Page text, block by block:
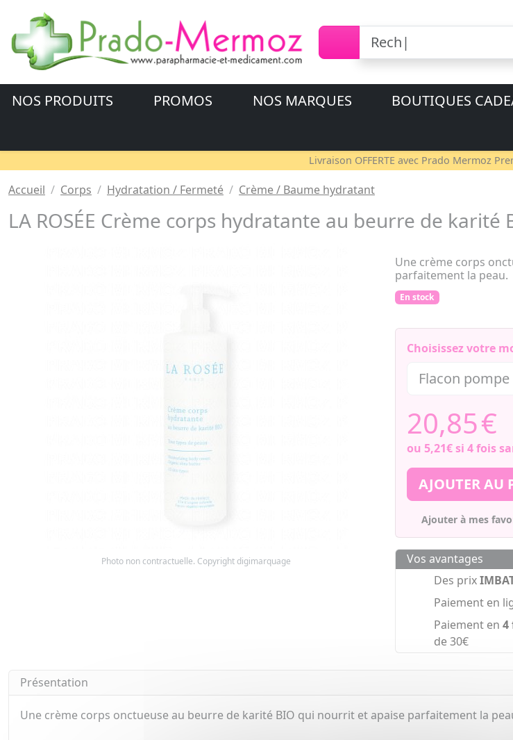
NOS PRODUITS PROMOS NOS MARQUES
BOUTIQUES
Livraison OFFERTE avec Prado Mermoz
Accueil Corps Hydratation / Fermeté Crème / Baume hydratant
LA ROSÉE Crème corps hydratante au beurre de
Photo non contractuelle. Copyright digimarquage
Une crème corps
parfaitement la peau.
En stock
Choisissez votre
20,85€
ou 5,21€si 4 fois
AJOUTER AU
Ajouter à mes
Vos avantages
Des prix
Paiement en
Paiement en 4
de 30€
Présentation
Une crème corps onctueuse au beurre de karité BIO qui nourrit et apaise parfaitement la